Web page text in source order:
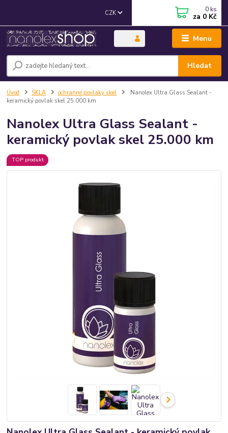
Menu
CZK
Hledat
0 ks
za 0 Kč
Úvod SKLA ochranné povlaky skel
Nanolex Ultra Glass Sealant -
keramický povlak skel 25.000 km
Nanolex Ultra Glass Sealant -
keramický povlak skel 25.000 km
TOP produkt